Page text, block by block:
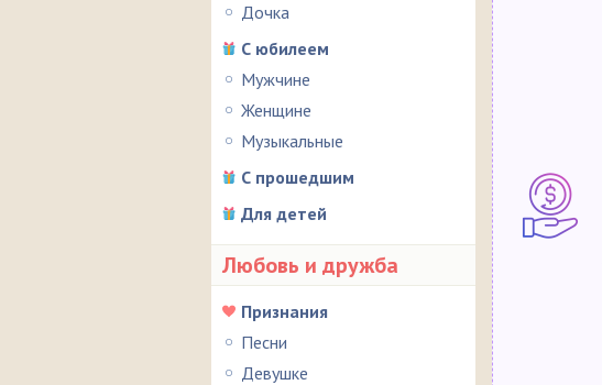
Дочка
С юбилеем
Мужчине
Женщине
Музыкальные
С прошедшим
Для детей
Любовь и дружба
Признания
Песни
Девушке